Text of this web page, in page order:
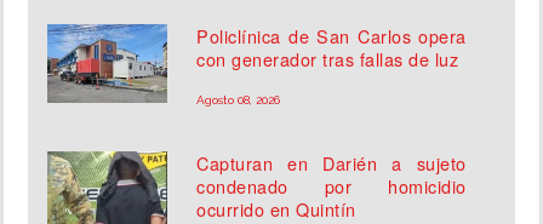
Policlínica de San Carlos opera
con generador tras fallas de luz
Agosto 08, 2026
Capturan en Darién a sujeto
condenado por homicidio
ocurrido en Quintín